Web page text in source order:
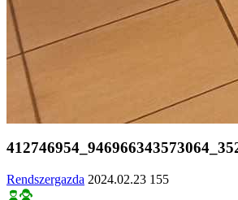
Rendszergazda 2024.02.23 155